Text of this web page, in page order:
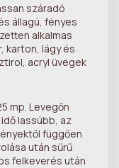
száradó
állagú, fényes
alkalmas
karton, lágy és
acryl üvegek
mp. Levegőn
lassúbb, az
függően
után sűrű
felkeverés után